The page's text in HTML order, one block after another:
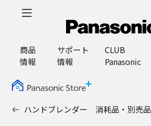
商品
情報
サポート
情報
CLUB
Panasonic
ハンドブレンダー 消耗品・別売品